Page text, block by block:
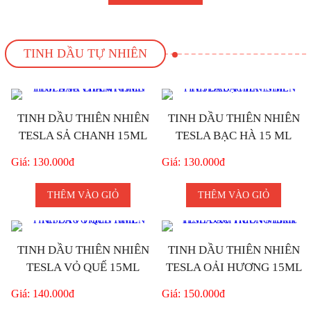
TINH DẦU TỰ NHIÊN
TINH DẦU THIÊN NHIÊN
TESLA SẢ CHANH 15ML
Giá: 130.000đ
THÊM VÀO GIỎ
TINH DẦU THIÊN NHIÊN
TESLA BẠC HÀ 15 ML
Giá: 130.000đ
THÊM VÀO GIỎ
TINH DẦU THIÊN NHIÊN
TESLA VỎ QUẾ 15ML
Giá: 140.000đ
TINH DẦU THIÊN NHIÊN
TESLA OẢI HƯƠNG 15ML
Giá: 150.000đ